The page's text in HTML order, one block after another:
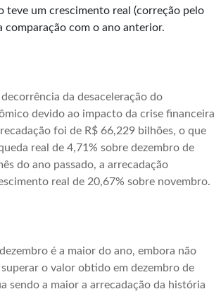
teve um crescimento real (correção pelo
comparação com o ano anterior.
decorrência da desaceleração do
devido ao impacto da crise financeira
foi de R$ 66,229 bilhões, o que
real de 4,71% sobre dezembro de
do ano passado, a arrecadação
real de 20,67% sobre novembro.
é a maior do ano, embora não
o valor obtido em dezembro de
sendo a maior a arrecadação da história